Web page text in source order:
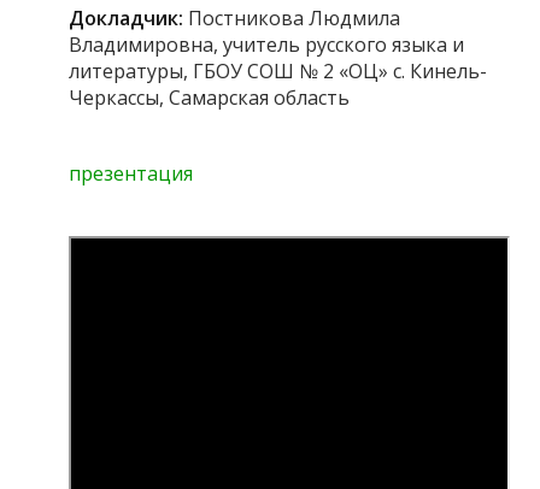
Докладчик: Постникова Людмила
Владимировна, учитель русского языка и
литературы, ГБОУ СОШ № 2 «ОЦ» с. Кинель-
Черкассы, Самарская область
презентация